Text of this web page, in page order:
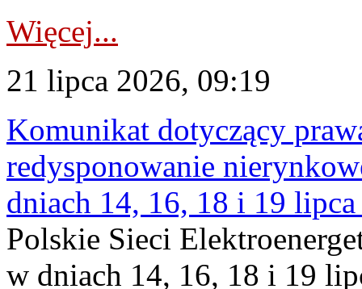
Więcej...
21 lipca 2026, 09:19
Komunikat dotyczący
redysponowanie
dniach 14, 16, 18 i 19
Polskie Sieci
w dniach 14, 16, 18 i 19